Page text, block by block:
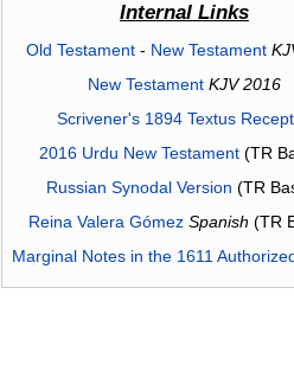
Internal Links
Old Testament- New Testament
New Testament KJV 2016
Scrivener's 1894 Textus
2016 Urdu New Testament(TR
Russian Synodal Version (TR
Reina Valera Gómez Spanish (TR
Marginal Notes in the 1611